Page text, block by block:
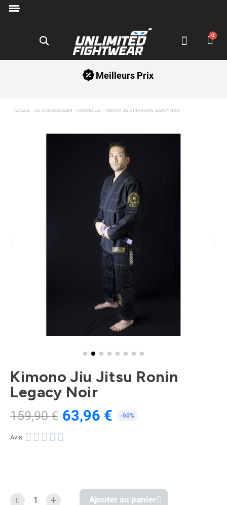
Meilleurs Prix
ACCUEIL JIU JITSU BRÉSILIEN KIMONO JJB KIMONO JIU JITSU RONIN LEGACY NOIR
Kimono Jiu Jitsu Ronin
Legacy Noir
159,90 € 63,96 € -60%
Avis     
Ajouter au panier